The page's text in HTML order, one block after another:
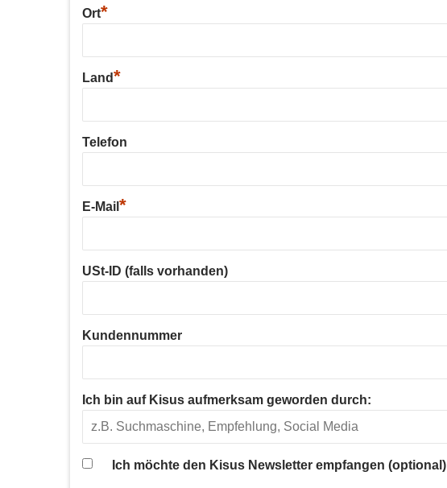
Ort*
Land*
Telefon
E-Mail *
USt-ID (falls vorhanden)
Kundennummer
Ich bin auf Kisus aufmerksam geworden durch:
Ich möchte den Kisus Newsletter empfangen (optional)